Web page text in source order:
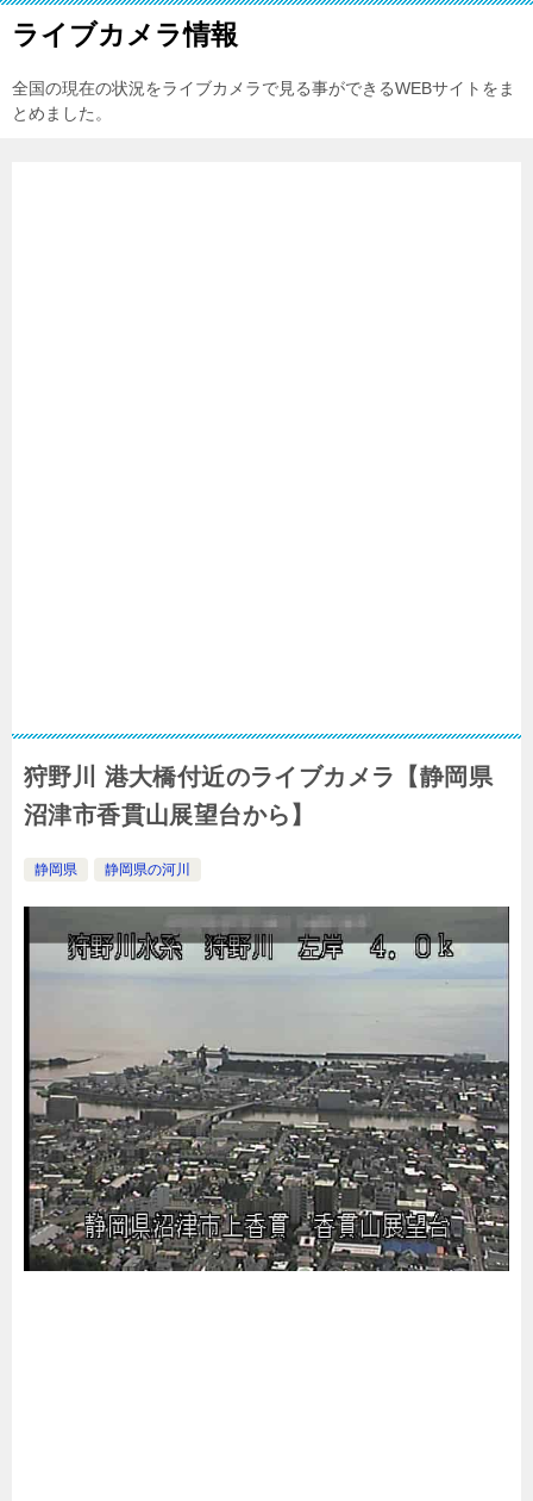
ライブカメラ情報
全国の現在の状況をライブカメラで見る事ができるWEBサイトをま
とめました。
狩野川 港大橋付近のライブカメラ【静岡県
沼津市香貫山展望台から】
静岡県 静岡県の河川